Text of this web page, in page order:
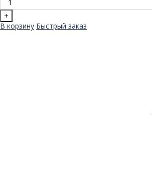
+
В корзину Быстрый заказ